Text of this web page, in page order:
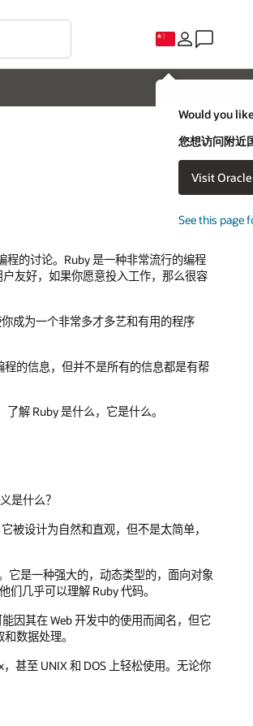
Would you
您想访问附近
Visit
See this page
的讨论。Ruby 是一种非常流行的编程
友好，如果你愿意投入工作，那么很容
成为一个非常多才多艺和有用的程序
的信息，但并不是所有的信息都是有帮
解 Ruby 是什么，它是什么。
是什么？
被设计为自然和直观，但不是太简单，
它是一种强大的，动态类型的，面向对象
几乎可以理解 Ruby 代码。
因其在 Web 开发中的使用而闻名，但它
数据处理。
甚至 UNIX 和 DOS 上轻松使用。无论你